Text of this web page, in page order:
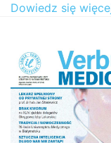
Dowiedz się